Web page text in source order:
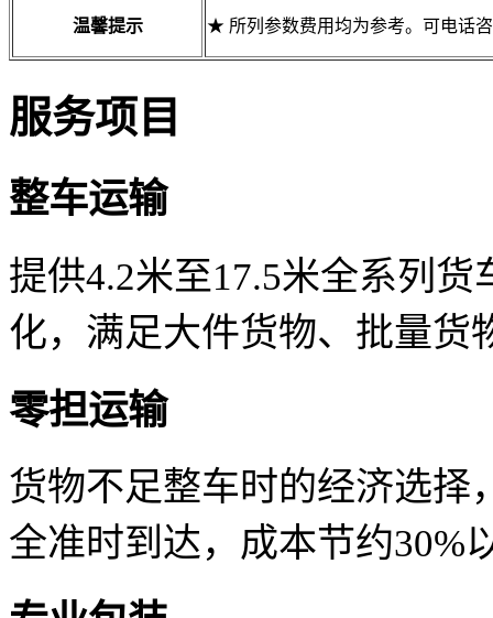
温馨提示 ★ 所列参数费用均为参考。可电话
服务项目
整车运输
提供4.2米至17.5米全系列
化，满足大件货物、批量货
零担运输
货物不足整车时的经济选择
全准时到达，成本节约30%